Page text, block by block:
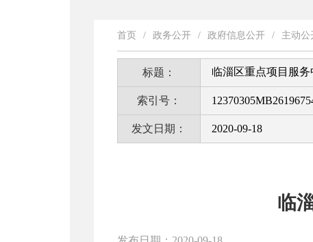
首页 / 政务公开 / 政府信息公开 / 主动公
标题： 临淄区重点项目服
索引号：
发文日期： 2020-09-18
临